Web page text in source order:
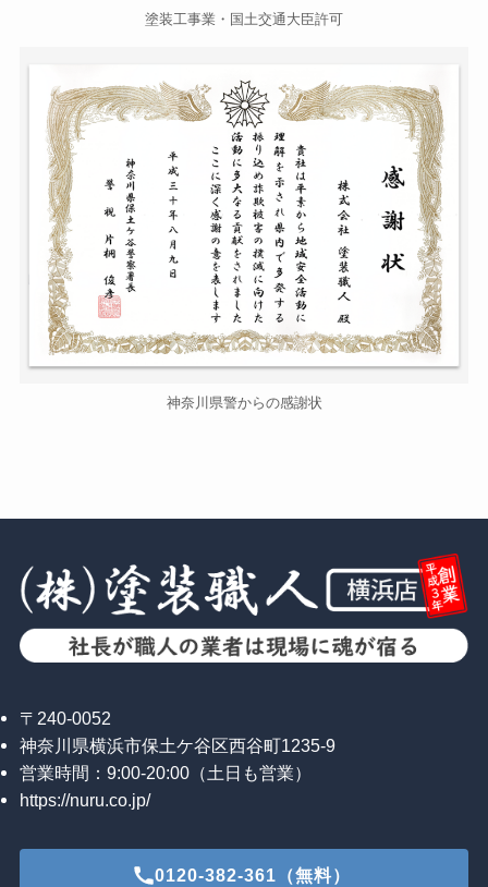
塗装工事業・国土交通大臣許可
神奈川県警からの感謝状
〒240-0052
神奈川県横浜市保土ケ谷区西谷町1235-9
営業時間：9:00-20:00（土日も営業）
https://nuru.co.jp/
0120-382-361（無料）